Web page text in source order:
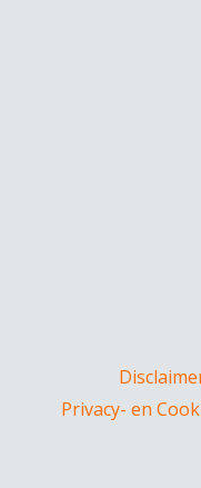
Privacy- en